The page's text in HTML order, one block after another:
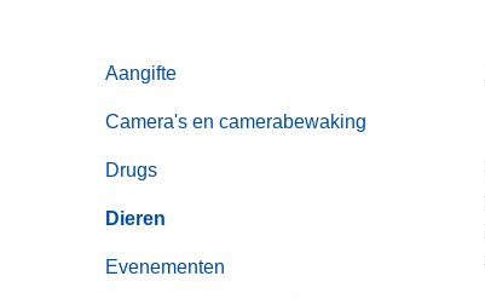
Aangifte
Camera's en camerabewaking
Drugs
Dieren
Evenementen